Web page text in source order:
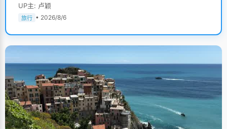
UP主: 卢颖
旅行 • 2026/8/6